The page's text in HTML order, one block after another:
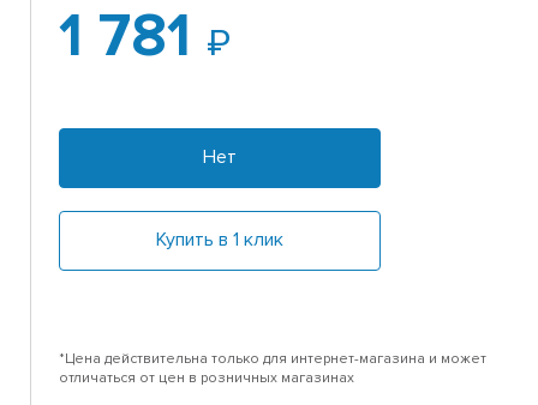
1 781
Нет
Купить в 1 клик
*Цена действительна только для интернет-магазина и может
отличаться от цен в розничных магазинах